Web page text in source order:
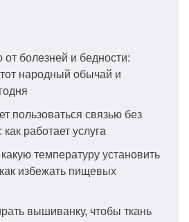
болезней и бедности:
народный обычай и
пользоваться связью без
работает услуга
температуру установить
избежать пищевых
вышиванку, чтобы ткань